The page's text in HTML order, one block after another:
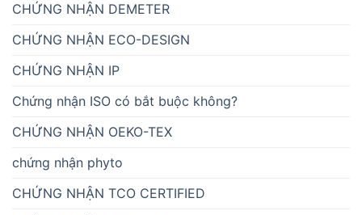
CHỨNG NHẬN DEMETER
CHỨNG NHẬN ECO-DESIGN
CHỨNG NHẬN IP
Chứng nhận ISO có bắt buộc không?
CHỨNG NHẬN OEKO-TEX
chứng nhận phyto
CHỨNG NHẬN TCO CERTIFIED